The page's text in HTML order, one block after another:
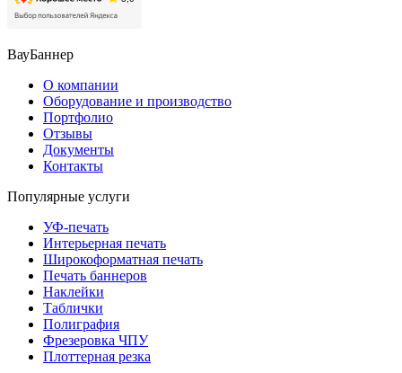
ВауБаннер
О компании
Оборудование и производство
Портфолио
Отзывы
Документы
Контакты
Популярные услуги
УФ-печать
Интерьерная печать
Широкоформатная печать
Печать баннеров
Наклейки
Таблички
Полиграфия
Фрезеровка ЧПУ
Плоттерная резка